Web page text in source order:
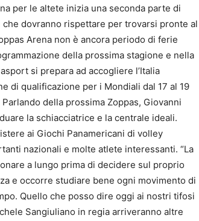
per le altete inizia una seconda parte di
dovranno rispettare per trovarsi pronte al
Arena non è ancora periodo di ferie
della prossima stagione e nella
si prepara ad accogliere l’Italia
di qualificazione per i Mondiali dal 17 al 19
Parlando della prossima Zoppas, Giovanni
la schiacciatrice e la centrale ideali.
ai Giochi Panamericani di volley
nazionali e molte atlete interessanti. “La
a lungo prima di decidere sul proprio
e occorre studiare bene ogni movimento di
Quello che posso dire oggi ai nostri tifosi
Sangiuliano in regia arriveranno altre